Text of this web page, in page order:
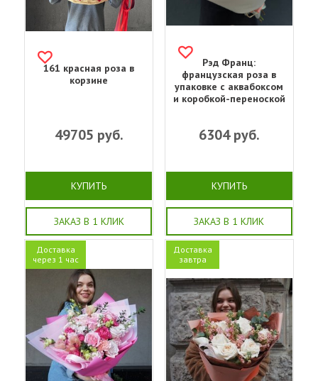
161 красная роза в
корзине
49705 руб.
КУПИТЬ
ЗАКАЗ В 1 КЛИК
Рэд Франц:
французская роза в
упаковке с аквабоксом
и коробкой-переноской
6304руб.
КУПИТЬ
ЗАКАЗ В 1 КЛИК
Доставка
через 1 час
Доставка
завтра